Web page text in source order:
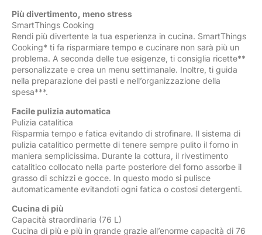
Più divertimento, meno stress
SmartThings Cooking
Rendi più divertente la tua esperienza in cucina. SmartThings
Cooking* ti fa risparmiare tempo e cucinare non sarà più un
problema. A seconda delle tue esigenze, ti consiglia ricette**
personalizzate e crea un menu settimanale. Inoltre, ti guida
nella preparazione dei pasti e nell’organizzazione della
spesa***.
Facile pulizia automatica
Pulizia catalitica
Risparmia tempo e fatica evitando di strofinare. Il sistema di
pulizia catalitico permette di tenere sempre pulito il forno in
maniera semplicissima. Durante la cottura, il rivestimento
catalitico collocato nella parte posteriore del forno assorbe il
grasso di schizzi e gocce. In questo modo si pulisce
automaticamente evitandoti ogni fatica o costosi detergenti.
Cucina di più
Capacità straordinaria (76 L)
Cucina di più e più in grande grazie all’enorme capacità di 76